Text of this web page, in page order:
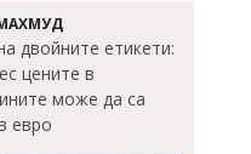
двойните етикети:
цените в
може да са
евро